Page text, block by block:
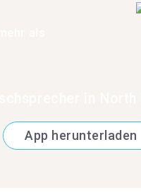
App herunterladen